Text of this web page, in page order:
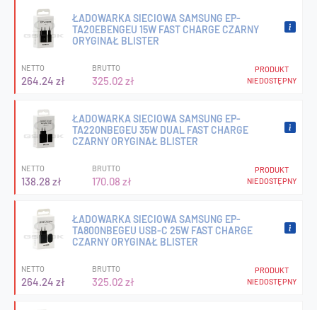
ŁADOWARKA SIECIOWA SAMSUNG EP-
TA20EBENGEU 15W FAST CHARGE CZARNY
ORYGINAŁ BLISTER
NETTO
264.24 zł
BRUTTO
325.02 zł
PRODUKT
NIEDOSTĘPNY
ŁADOWARKA SIECIOWA SAMSUNG EP-
TA220NBEGEU 35W DUAL FAST CHARGE
CZARNY ORYGINAŁ BLISTER
NETTO
138.28 zł
BRUTTO
170.08 zł
PRODUKT
NIEDOSTĘPNY
ŁADOWARKA SIECIOWA SAMSUNG EP-
TA800NBEGEU USB-C 25W FAST CHARGE
CZARNY ORYGINAŁ BLISTER
NETTO
264.24 zł
BRUTTO
325.02 zł
PRODUKT
NIEDOSTĘPNY